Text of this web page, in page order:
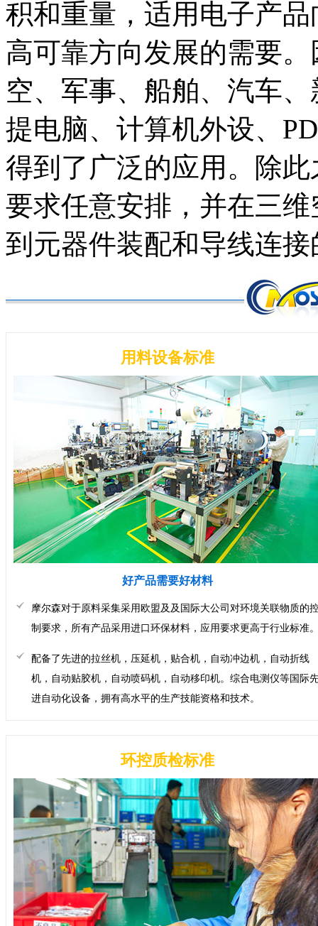
积和重量，适用电子产
高可靠方向发展的需要
空、军事、船舶、汽车
提电脑、计算机外设、
得到了广泛的应用。除
要求任意安排，并在三
到元器件装配和导线连
用料设备标准
好产品需要好材料
摩尔森对于原料采集采用欧盟及及国际大公司对环境关联物质的
制要求，所有产品采用进口环保材料，应用要求更高于行业标准
配备了先进的拉丝机，压延机，贴合机，自动冲边机，自动折线
机，自动贴胶机，自动喷码机，自动移印机。综合电测仪等国际
进自动化设备，拥有高水平的生产技能资格和技术。
环控质检标准